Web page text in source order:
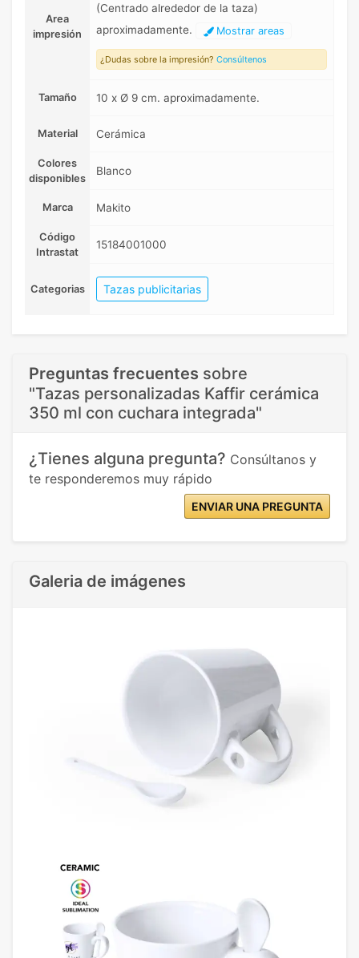
Area
impresión
(Centrado alrededor de la taza)
aproximadamente.
Mostrar areas
¿Dudas sobre la impresión? Consúltenos
Tamaño 10 x Ø 9 cm. aproximadamente.
Material Cerámica
Colores
disponibles
Blanco
Marca Makito
Código
Intrastat
15184001000
Categorias Tazas publicitarias
Preguntas frecuentes sobre
"Tazas personalizadas Kaffir cerámica
350 ml con cuchara integrada"
¿Tienes alguna pregunta? Consúltanos y
te responderemos muy rápido
ENVIAR UNA PREGUNTA
Galeria de imágenes